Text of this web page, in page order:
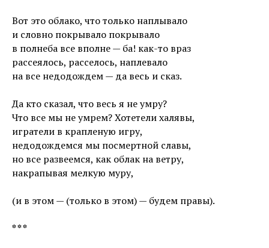
Вот это облако, что только наплывало
и словно покрывало покрывало
в полнеба все вполне — ба! как-то враз
рассеялось, расселось, наплевало
на все недодождем — да весь и сказ.
Да кто сказал, что весь я не умру?
Что все мы не умрем? Хотетели халявы,
игратели в крапленую игру,
недодождемся мы посмертной славы,
но все развеемся, как облак на ветру,
накрапывая мелкую муру,
(и в этом — (только в этом) — будем правы).
* * *